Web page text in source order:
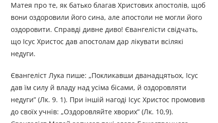
Матея про те, як батько благав Христових апостолів, щоб
вони оздоровили його сина, але апостоли не могли його
оздоровити. Справді дивне диво! Євангелісти свідчать,
що Ісус Христос дав апостолам дар лікувати всілякі
недуги.
Євангеліст Лука пише: „Покликавши дванадцятьох, Ісус
дав їм силу й владу над усіма бісами, й оздоровляти
недуги” (Лк. 9. 1). При іншій нагоді Ісус Христос промовив
до своїх учнів: „Оздоровляйте хворих” (Лк. 10,9).